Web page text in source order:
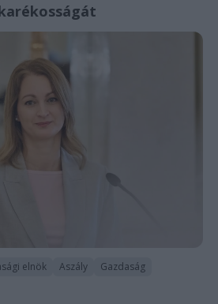
elnök Aszály
Gazdaság